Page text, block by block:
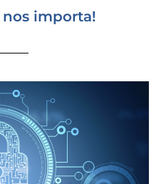
nos importa!